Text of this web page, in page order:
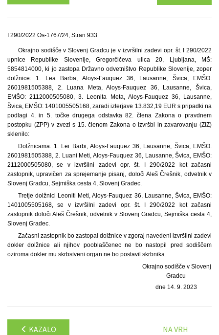
I 290/2022 Os-1767/24, Stran 933
Okrajno sodišče v Slovenj Gradcu je v izvršilni zadevi opr. št. I 290/2022
upnice Republike Slovenije, Gregorčičeva ulica 20, Ljubljana, MŠ:
5854814000, ki jo zastopa Državno odvetništvo Republike Slovenije, zoper
dolžnice: 1. Lea Barba, Aloys-Fauquez 36, Lausanne, Švica, EMŠO:
2601981505388, 2. Luana Meta, Aloys-Fauquez 36, Lausanne, Švica,
EMŠO: 2112000505080, 3. Leonita Meta, Aloys-Fauquez 36, Lausanne,
Švica, EMŠO: 1401005505168, zaradi izterjave 13.832,19 EUR s pripadki na
podlagi 4. in 5. točke drugega odstavka 82. člena Zakona o pravdnem
postopku (ZPP) v zvezi s 15. členom Zakona o izvršbi in zavarovanju (ZIZ)
sklenilo:
Dolžnicama: 1. Lei Barbi, Aloys-Fauquez 36, Lausanne, Švica, EMŠO:
2601981505388, 2. Luani Meti, Aloys-Fauquez 36, Lausanne, Švica, EMŠO:
2112000505080, se v izvršilni zadevi opr. št. I 290/2022 kot začasni
zastopnik, upravičen za sprejemanje pisanj, določi Aleš Črešnik, odvetnik v
Slovenj Gradcu, Sejmiška cesta 4, Slovenj Gradec.
Tretje dolžnici Leoniti Meti, Aloys-Fauquez 36, Lausanne, Švica, EMŠO:
1401005505168, se v izvršilni zadevi opr. št. I 290/2022 kot začasni
zastopnik določi Aleš Črešnik, odvetnik v Slovenj Gradcu, Sejmiška cesta 4,
Slovenj Gradec.
Začasni zastopnik bo zastopal dolžnice v zgoraj navedeni izvršilni zadevi
dokler dolžnice ali njihov pooblaščenec ne bo nastopil pred sodiščem
oziroma dokler mu skrbstveni organ ne bo postavil skrbnika.
Okrajno sodišče v Slovenj
Gradcu
dne 14. 9. 2023
KAZALO NA VRH